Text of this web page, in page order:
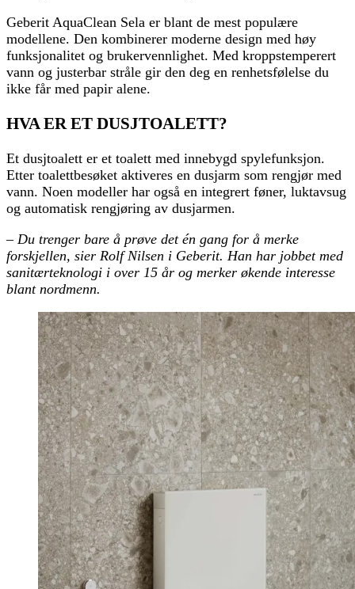
Geberit AquaClean Sela er blant de mest populære
modellene. Den kombinerer moderne design med høy
funksjonalitet og brukervennlighet. Med kroppstemperert
vann og justerbar stråle gir den deg en renhetsfølelse du
ikke får med papir alene.
HVA ER ET DUSJTOALETT?
Et dusjtoalett er et toalett med innebygd spylefunksjon.
Etter toalettbesøket aktiveres en dusjarm som rengjør med
vann. Noen modeller har også en integrert føner, luktavsug
og automatisk rengjøring av dusjarmen.
– Du trenger bare å prøve det én gang for å merke
forskjellen, sier Rolf Nilsen i Geberit. Han har jobbet med
sanitærteknologi i over 15 år og merker økende interesse
blant nordmenn.